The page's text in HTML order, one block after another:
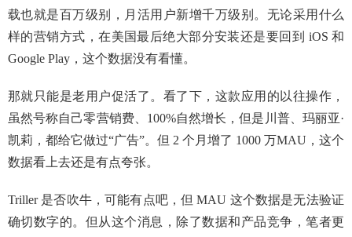
载也就是百万级别，月活用户新增千万级别。无论采用什么
样的营销方式，在美国最后绝大部分安装还是要回到 iOS 和
Google Play，这个数据没有看懂。
那就只能是老用户促活了。看了下，这款应用的以往操作，
虽然号称自己零营销费、100%自然增长，但是川普、玛丽亚·
凯莉，都给它做过“广告”。但 2 个月增了 1000 万MAU，这个
数据看上去还是有点夸张。
Triller 是否吹牛，可能有点吧，但 MAU 这个数据是无法验证
确切数字的。但从这个消息，除了数据和产品竞争，笔者更